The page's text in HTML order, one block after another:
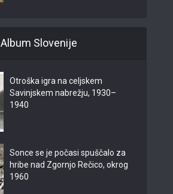
Album Slovenije
Otroška igra na celjskem
Savinjskem nabrežju, 1930–
1940
Sonce se je počasi spuščalo za
hribe nad Zgornjo Rečico, okrog
1960